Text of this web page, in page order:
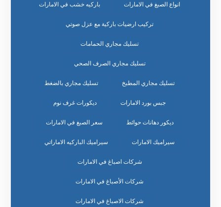
انواع الصبغ في الامارات باركيه خشب في الامارات
تركيب ارضيات باركية مع عزل صوتي
تسليك مجاري الحمامات
تسليك مجاري الصرف الصحي
تسليك مجاري المطبخ تسليك مجاري بالضغط
جبس بورد الامارات ديكورات غرف نوم
ديكور دهانات حوائط سعر الصبغ في الامارات
سيراميك الامارات سيراميك الباركيه الاماراتي
شركات اصباغ في الامارات
شركات الأصباغ في الامارات
شركات الاصباغ في الامارات